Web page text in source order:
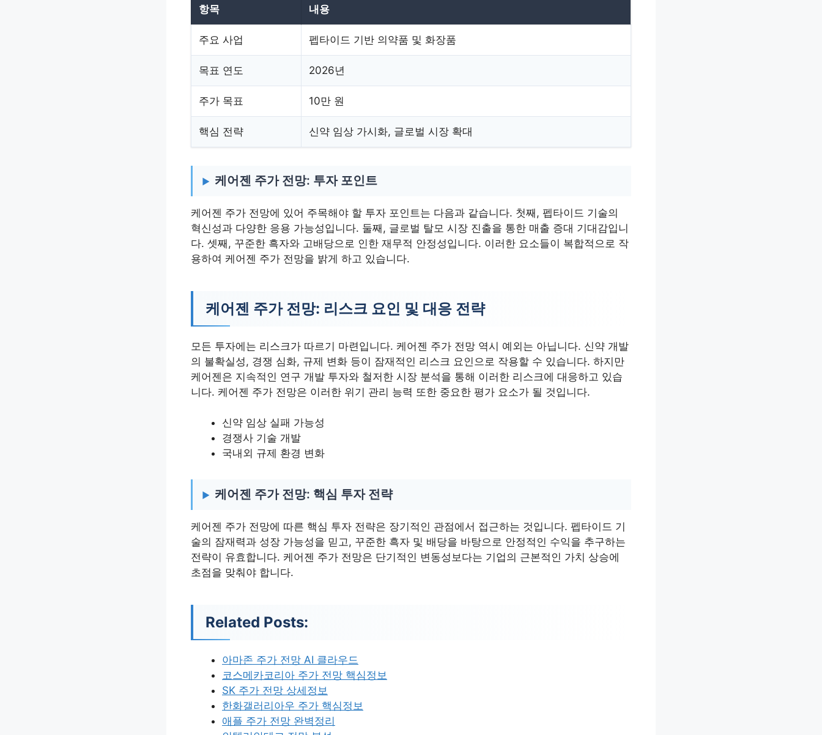
항목 내용
주요 사업 펩타이드 기반 의약품 및 화장품
목표 연도 2026년
주가 목표 10만 원
핵심 전략 신약 임상 가시화, 글로벌 시장 확대
케어젠 주가 전망: 투자 포인트
케어젠 주가 전망에 있어 주목해야 할 투자 포인트는 다음과 같습니다. 첫째, 펩타이드 기술의
혁신성과 다양한 응용 가능성입니다. 둘째, 글로벌 탈모 시장 진출을 통한 매출 증대 기대감입니
다. 셋째, 꾸준한 흑자와 고배당으로 인한 재무적 안정성입니다. 이러한 요소들이 복합적으로 작
용하여 케어젠 주가 전망을 밝게 하고 있습니다.
케어젠 주가 전망: 리스크 요인 및 대응 전략
모든 투자에는 리스크가 따르기 마련입니다. 케어젠 주가 전망 역시 예외는 아닙니다. 신약 개발
의 불확실성, 경쟁 심화, 규제 변화 등이 잠재적인 리스크 요인으로 작용할 수 있습니다. 하지만
케어젠은 지속적인 연구 개발 투자와 철저한 시장 분석을 통해 이러한 리스크에 대응하고 있습
니다. 케어젠 주가 전망은 이러한 위기 관리 능력 또한 중요한 평가 요소가 될 것입니다.
신약 임상 실패 가능성
경쟁사 기술 개발
국내외 규제 환경 변화
케어젠 주가 전망: 핵심 투자 전략
케어젠 주가 전망에 따른 핵심 투자 전략은 장기적인 관점에서 접근하는 것입니다. 펩타이드 기
술의 잠재력과 성장 가능성을 믿고, 꾸준한 흑자 및 배당을 바탕으로 안정적인 수익을 추구하는
전략이 유효합니다. 케어젠 주가 전망은 단기적인 변동성보다는 기업의 근본적인 가치 상승에
초점을 맞춰야 합니다.
Related Posts:
아마존 주가 전망 AI 클라우드
코스메카코리아 주가 전망 핵심정보
SK 주가 전망 상세정보
한화갤러리아우 주가 핵심정보
애플 주가 전망 완벽정리